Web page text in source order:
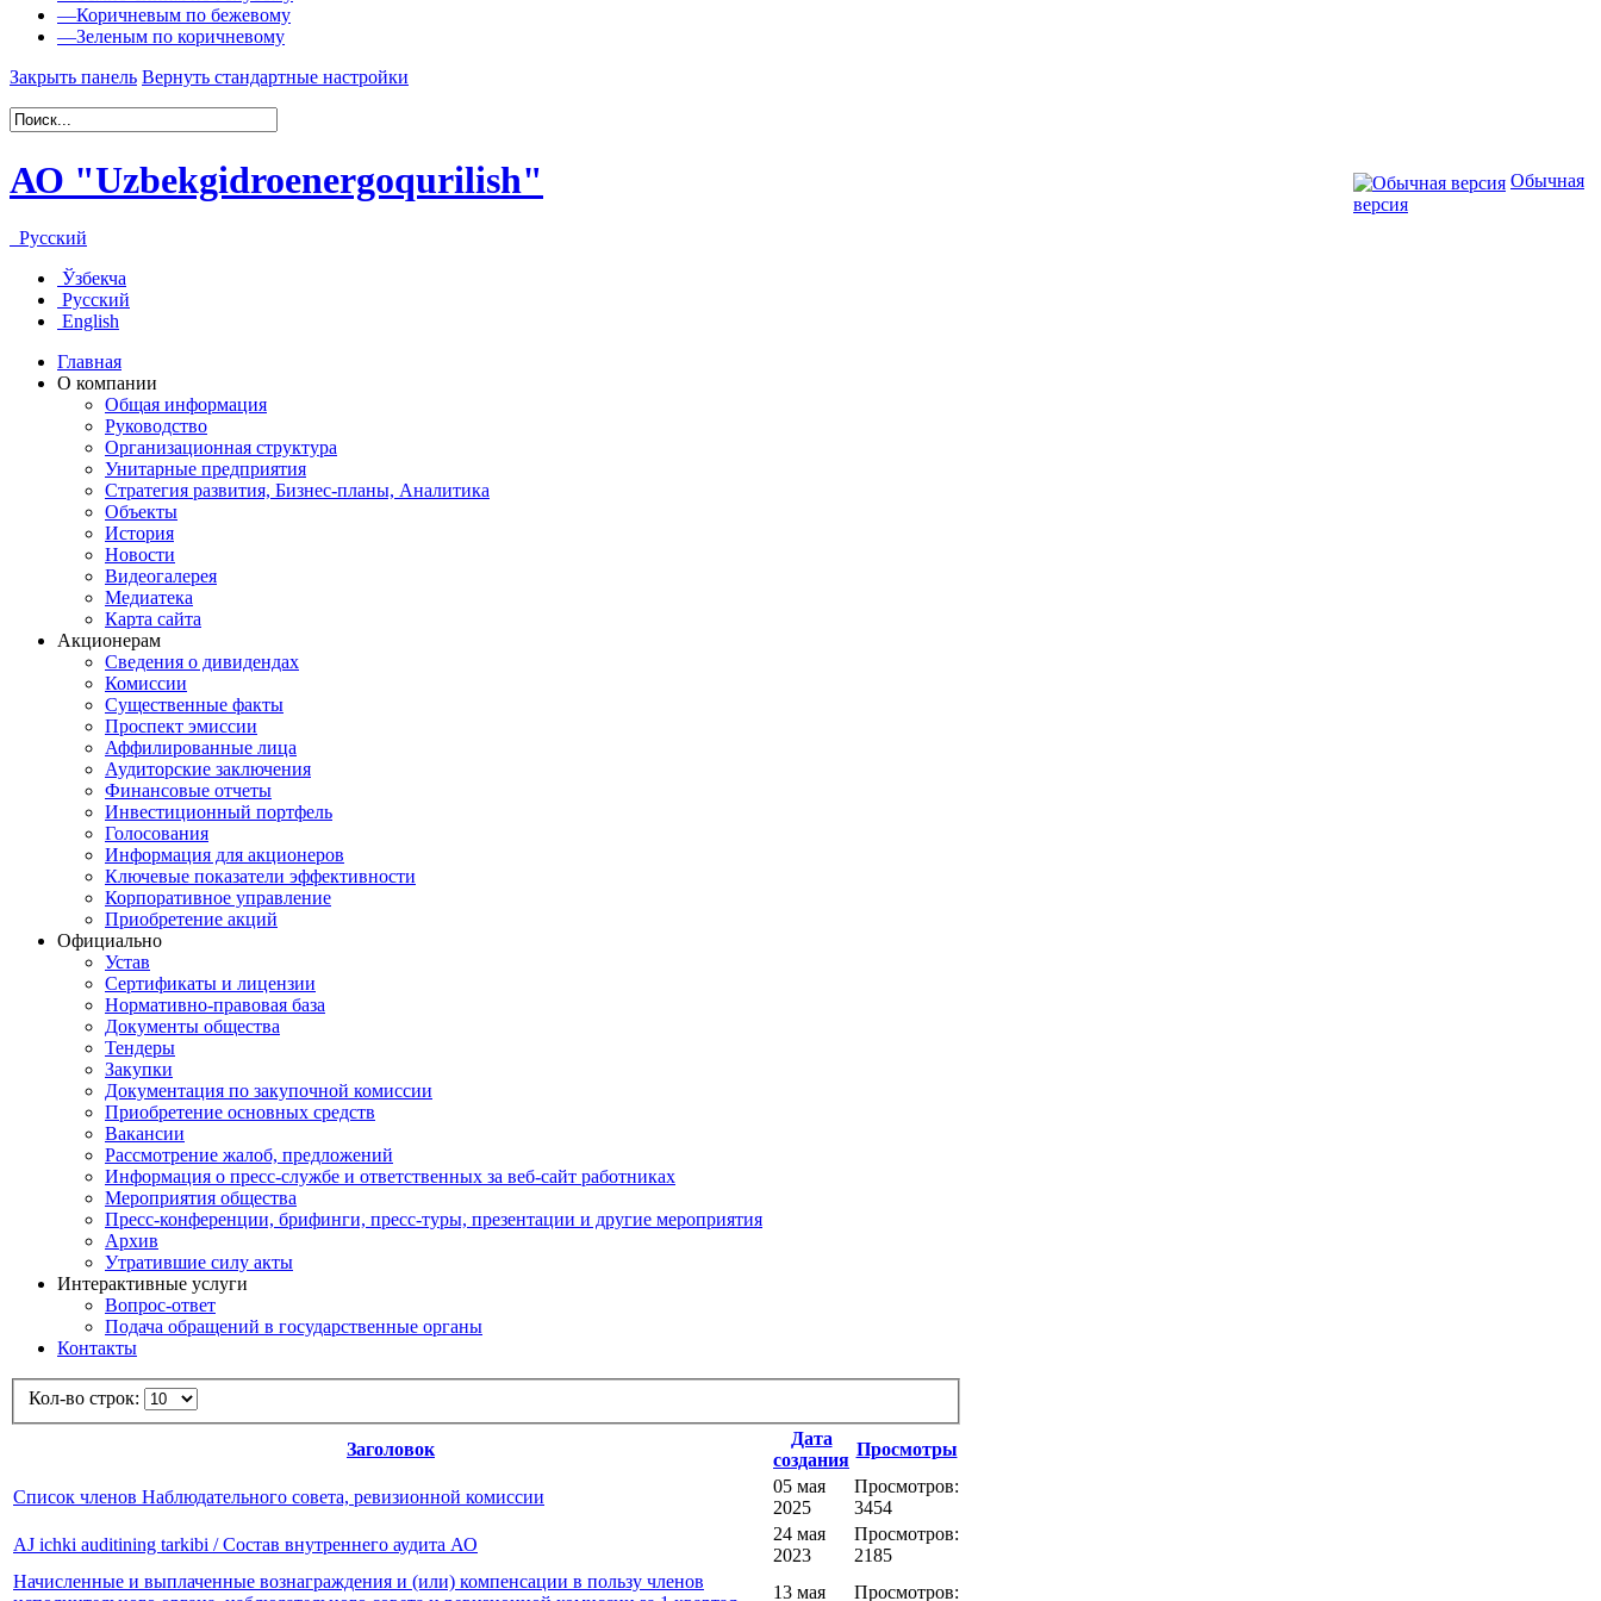
—Коричневым по бежевому
—Зеленым по коричневому
Закрыть панель Вернуть стандартные настройки
Обычная
версия
АО "Uzbekgidroenergoqurilish"
Русский
Ўзбекча
Русский
English
Главная
О компании
Общая информация
Руководство
Организационная структура
Унитарные предприятия
Стратегия развития, Бизнес-планы, Аналитика
Объекты
История
Новости
Видеогалерея
Медиатека
Карта сайта
Акционерам
Сведения о дивидендах
Комиссии
Существенные факты
Проспект эмиссии
Аффилированные лица
Аудиторские заключения
Финансовые отчеты
Инвестиционный портфель
Голосования
Информация для акционеров
Ключевые показатели эффективности
Корпоративное управление
Приобретение акций
Официально
Устав
Сертификаты и лицензии
Нормативно-правовая база
Документы общества
Тендеры
Закупки
Документация по закупочной комиссии
Приобретение основных средств
Вакансии
Рассмотрение жалоб, предложений
Информация о пресс-службе и ответственных за веб-сайт работниках
Мероприятия общества
Пресс-конференции, брифинги, пресс-туры, презентации и другие мероприятия
Архив
Утратившие силу акты
Интерактивные услуги
Вопрос-ответ
Подача обращений в государственные органы
Контакты
Кол-во строк:
Заголовок
Дата
создания
Просмотры
Список членов Наблюдательного совета, ревизионной комиссии
05 мая
2025
Просмотров:
3454
AJ ichki auditining tarkibi / Состав внутреннего аудита АО
24 мая
2023
Просмотров:
2185
Начисленные и выплаченные вознаграждения и (или) компенсации в пользу членов
13 мая Просмотров: